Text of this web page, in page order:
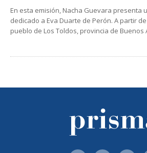
En esta emisión, Nacha Guevara presenta
dedicado a Eva Duarte de Perón. A partir
pueblo de Los Toldos, provincia de Buenos